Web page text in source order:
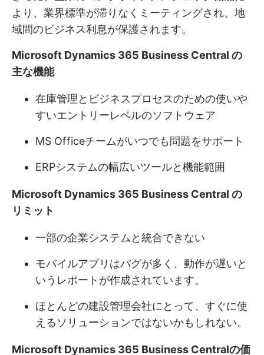
より、業界標準が滞りなくミーティングされ、地
域間のビジネス利息が保護されます。
Microsoft Dynamics 365 Business Central の
主な機能
在庫管理とビジネスプロセスのための使いや
すいエントリーレベルのソフトウェア
MS Officeチームがいつでも問題をサポート
ERPシステムの幅広いツールと機能範囲
Microsoft Dynamics 365 Business Central の
リミット
一部の企業システムと統合できない
モバイルアプリはバグが多く、動作が遅いと
いうレポートが作成されています。
ほとんどの建設管理会社にとって、すぐに使
えるソリューションではないかもしれない。
Microsoft Dynamics 365 Business Centralの価